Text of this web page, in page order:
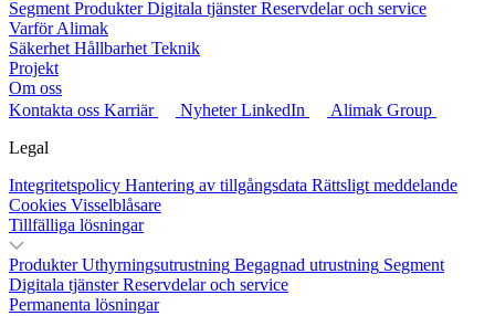
Segment Produkter Digitala tjänster Reservdelar och service
Varför Alimak
Säkerhet Hållbarhet Teknik
Projekt
Om oss
Kontakta oss Karriär Nyheter LinkedIn
Alimak Group
Legal
Integritetspolicy Hantering av tillgångsdata Rättsligt meddelande
Cookies Visselblåsare
Tillfälliga lösningar
Produkter Uthyrningsutrustning Begagnad utrustning Segment
Digitala tjänster Reservdelar och service
Permanenta lösningar